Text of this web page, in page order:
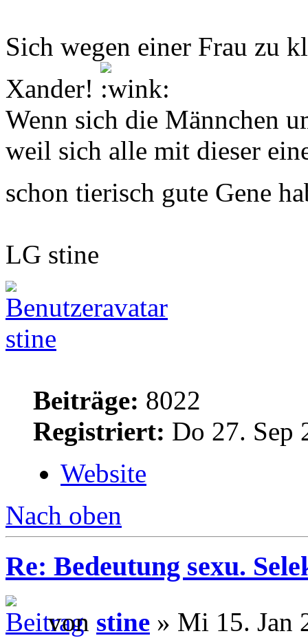
Sich wegen einer Frau zu
Xander!
Wenn sich die Männchen
weil sich alle mit dieser
schon tierisch gute Gene
LG stine
stine
Beiträge: 8022
Registriert: Do 27. Sep
Website
Nach oben
Re: Bedeutung sexu.
von stine » Mi 15. Jan